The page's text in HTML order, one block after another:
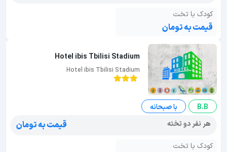
کودک با تخت
قیمت به تومان
Hotel ibis Tbilisi Stadium
Hotel ibis Tbilisi Stadium
B.B
با صبحانه
هر نفر دو تخته
قیمت به تومان
کودک با تخت